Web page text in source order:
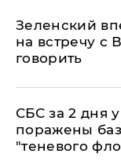
Зеленский
на встречу с
говорить
СБС за 2 дня
поражены
"теневого